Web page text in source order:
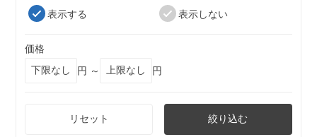
表示する
表示しない
価格
円 ～
円
リセット 絞り込む